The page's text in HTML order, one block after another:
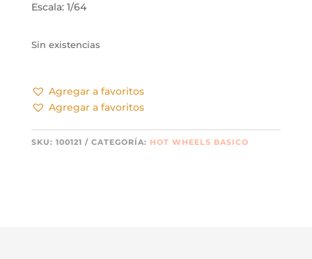
Escala: 1/64
Sin existencias
Agregar a favoritos
Agregar a favoritos
SKU: 100121 CATEGORÍA: HOT WHEELS BASICO